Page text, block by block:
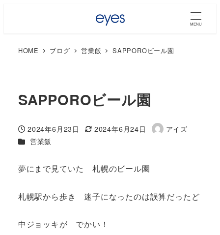
MENU
HOME ブログ 営業飯 SAPPOROビール園
SAPPOROビール園
投稿日
2024年6月23日
更新日
2024年6月24日
著
アイズ
カテゴリー
営業飯
夢にまで見ていた 札幌のビール園
札幌駅から歩き 迷子になったのは誤算だったど
中ジョッキが でかい！